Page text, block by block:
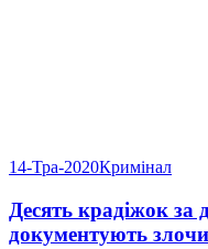
14-Тра-2020Кримінал
Десять крадіжок за
документують